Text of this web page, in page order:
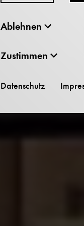
Ablehnen
Zustimmen
Datenschutz